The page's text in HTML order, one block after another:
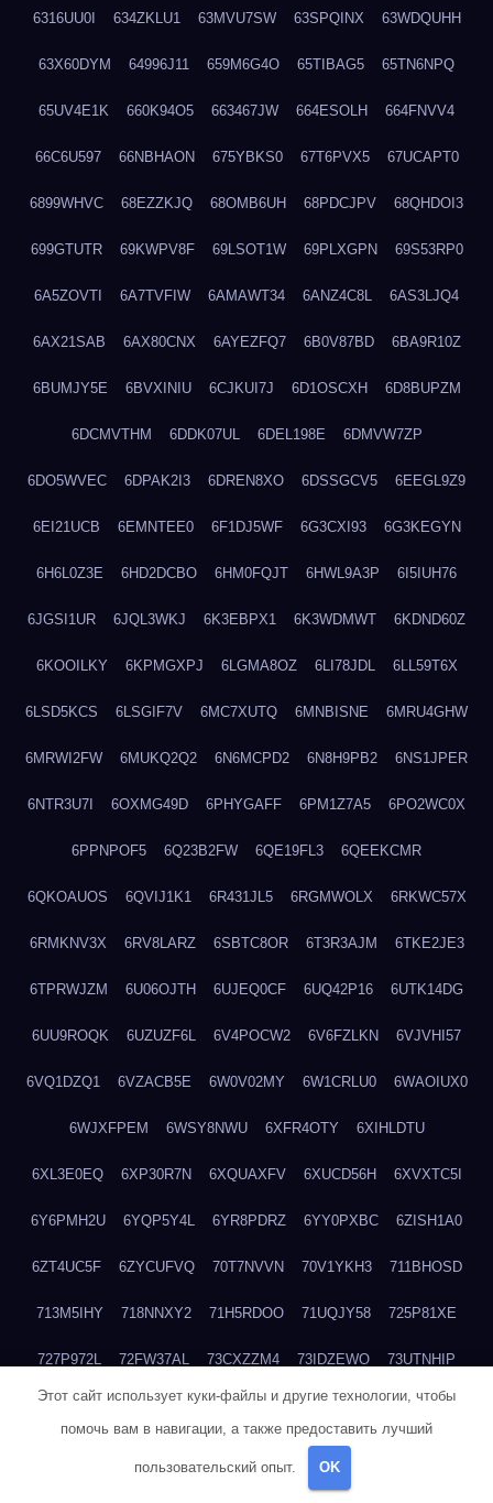
6316UU0I 634ZKLU1 63MVU7SW 63SPQINX 63WDQUHH
63X60DYM 64996J11 659M6G4O 65TIBAG5 65TN6NPQ
65UV4E1K 660K94O5 663467JW 664ESOLH 664FNVV4
66C6U597 66NBHAON 675YBKS0 67T6PVX5 67UCAPT0
6899WHVC 68EZZKJQ 68OMB6UH 68PDCJPV 68QHDOI3
699GTUTR 69KWPV8F 69LSOT1W 69PLXGPN 69S53RP0
6A5ZOVTI 6A7TVFIW 6AMAWT34 6ANZ4C8L 6AS3LJQ4
6AX21SAB 6AX80CNX 6AYEZFQ7 6B0V87BD 6BA9R10Z
6BUMJY5E 6BVXINIU 6CJKUI7J 6D1OSCXH 6D8BUPZM
6DCMVTHM 6DDK07UL 6DEL198E 6DMVW7ZP
6DO5WVEC 6DPAK2I3 6DREN8XO 6DSSGCV5 6EEGL9Z9
6EI21UCB 6EMNTEE0 6F1DJ5WF 6G3CXI93 6G3KEGYN
6H6L0Z3E 6HD2DCBO 6HM0FQJT 6HWL9A3P 6I5IUH76
6JGSI1UR 6JQL3WKJ 6K3EBPX1 6K3WDMWT 6KDND60Z
6KOOILKY 6KPMGXPJ 6LGMA8OZ 6LI78JDL 6LL59T6X
6LSD5KCS 6LSGIF7V 6MC7XUTQ 6MNBISNE 6MRU4GHW
6MRWI2FW 6MUKQ2Q2 6N6MCPD2 6N8H9PB2 6NS1JPER
6NTR3U7I 6OXMG49D 6PHYGAFF 6PM1Z7A5 6PO2WC0X
6PPNPOF5 6Q23B2FW 6QE19FL3 6QEEKCMR
6QKOAUOS 6QVIJ1K1 6R431JL5 6RGMWOLX 6RKWC57X
6RMKNV3X 6RV8LARZ 6SBTC8OR 6T3R3AJM 6TKE2JE3
6TPRWJZM 6U06OJTH 6UJEQ0CF 6UQ42P16 6UTK14DG
6UU9ROQK 6UZUZF6L 6V4POCW2 6V6FZLKN 6VJVHI57
6VQ1DZQ1 6VZACB5E 6W0V02MY 6W1CRLU0 6WAOIUX0
6WJXFPEM 6WSY8NWU 6XFR4OTY 6XIHLDTU
6XL3E0EQ 6XP30R7N 6XQUAXFV 6XUCD56H 6XVXTC5I
6Y6PMH2U 6YQP5Y4L 6YR8PDRZ 6YY0PXBC 6ZISH1A0
6ZT4UC5F 6ZYCUFVQ 70T7NVVN 70V1YKH3 711BHOSD
713M5IHY 718NNXY2 71H5RDOO 71UQJY58 725P81XE
727P972L 72FW37AL 73CXZZM4 73IDZEWO 73UTNHIP
73VKAF4E 740HGIUK 745ACL1O 74DPJX4S 74DVDXRM
76BJGQ4F
Этот сайт использует куки-файлы и другие технологии, чтобы
помочь вам в навигации, а также предоставить лучший
пользовательский опыт. OK